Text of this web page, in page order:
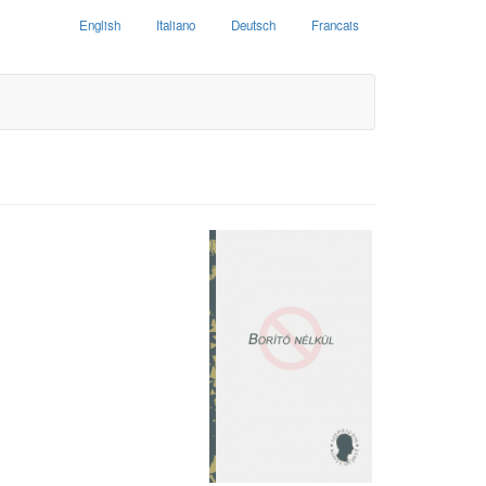
English Italiano Deutsch Francais